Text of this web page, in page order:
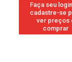
Faça seu
cadastre-se
ver preços
comprar